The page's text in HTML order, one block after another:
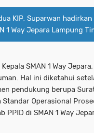
KIP, Suparwan
1 Way Jepara Lampung
SMAN 1 Way
Hal ini diketahui
pendukung berupa
Operasional
PPID di SMAN 1 Way